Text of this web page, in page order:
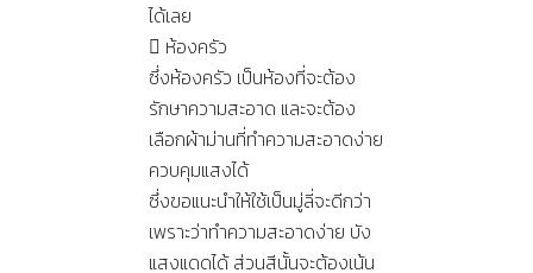
ได้เลย
 ห้องครัว
ซึ่งห้องครัว เป็นห้องที่จะต้อง
รักษาความสะอาด และจะต้อง
เลือกผ้าม่านที่ทำความสะอาดง่าย
ควบคุมแสงได้
ซึ่งขอแนะนำให้ใช้เป็นมู่ลี่จะดีกว่า
เพราะว่าทำความสะอาดง่าย บัง
แสงแดดได้ ส่วนสีนั้นจะต้องเน้น